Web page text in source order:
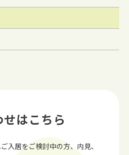
はこちら
入居をご検討中の方、内見、